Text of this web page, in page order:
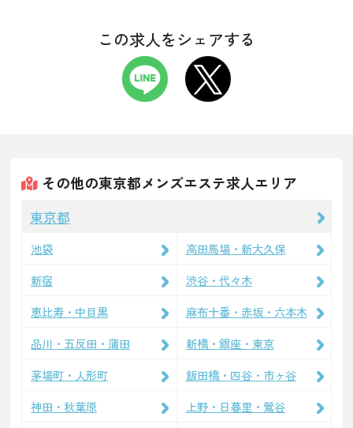
この求人をシェアする
その他の東京都メンズエステ求人エリア
東京都
池袋
高田馬場・新大久保
新宿
渋谷・代々木
恵比寿・中目黒
麻布十番・赤坂・六本木
品川・五反田・蒲田
新橋・銀座・東京
茅場町・人形町
飯田橋・四谷・市ヶ谷
神田・秋葉原
上野・日暮里・鶯谷